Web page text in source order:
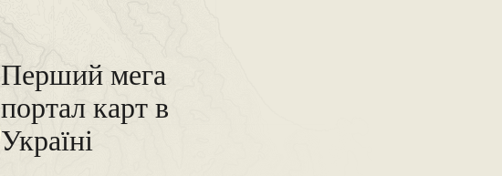
Перший мега
портал карт в
Україні